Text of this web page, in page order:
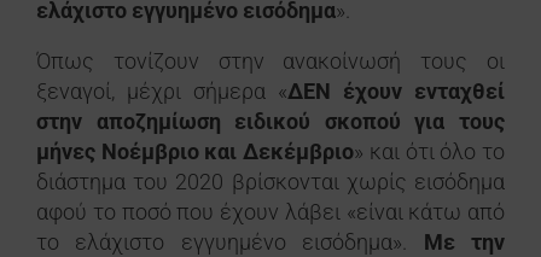
ελάχιστο εγγυημένο εισόδημα».
Όπως τονίζουν στην ανακοίνωσή τους οι
ξεναγοί, μέχρι σήμερα «ΔΕΝ έχουν ενταχθεί
στην αποζημίωση ειδικού σκοπού για τους
μήνες Νοέμβριο και Δεκέμβριο» και ότι όλο το
διάστημα του 2020 βρίσκονται χωρίς εισόδημα
αφού το ποσό που έχουν λάβει «είναι κάτω από
το ελάχιστο εγγυημένο εισόδημα». Με την